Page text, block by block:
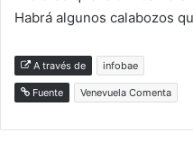
Habrá algunos calabozos
A través de infobae
Fuente Venevuela Comenta